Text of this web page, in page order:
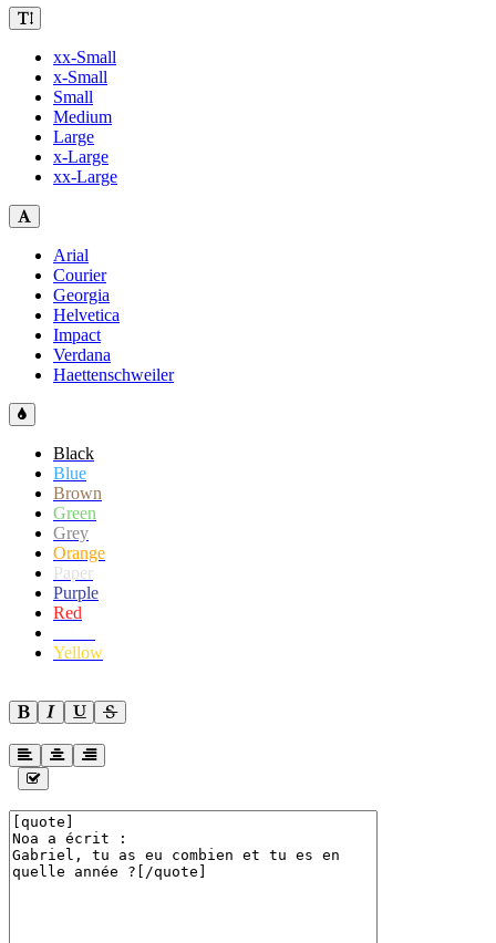
xx-Small
x-Small
Small
Medium
Large
x-Large
xx-Large
Arial
Courier
Georgia
Helvetica
Impact
Verdana
Haettenschweiler
Black
Blue
Brown
Green
Grey
Orange
Paper
Purple
Red
Yellow